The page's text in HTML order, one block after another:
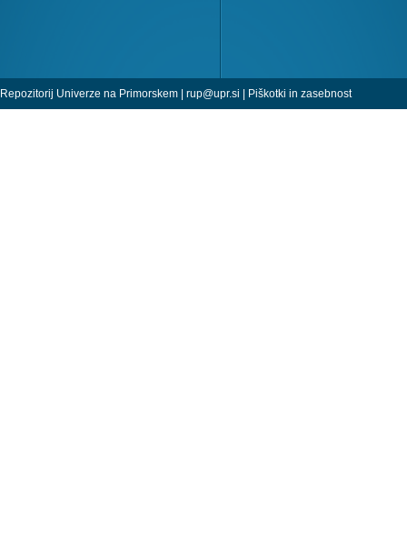
Repozitorij Univerze na Primorskem | rup@upr.si | Piškotki in zasebnost